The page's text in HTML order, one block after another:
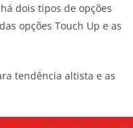
dois tipos de opções
opções Touch Up e as
tendência altista e as